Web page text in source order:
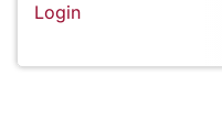
Login